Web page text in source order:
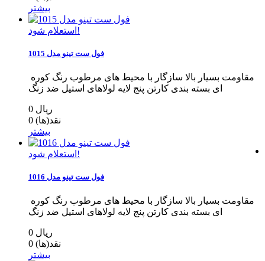
بیشتر
استعلام شود!
فول ست تینو مدل 1015
ای بسته بندی کارتن پنج لایه لولاهای استیل ضد زنگ
0 ریال
0 نقد(ها)
بیشتر
استعلام شود!
فول ست تینو مدل 1016
ای بسته بندی کارتن پنج لایه لولاهای استیل ضد زنگ
0 ریال
0 نقد(ها)
بیشتر